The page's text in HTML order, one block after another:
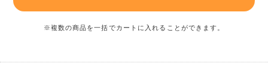
※複数の商品を一括でカートに入れることができます。